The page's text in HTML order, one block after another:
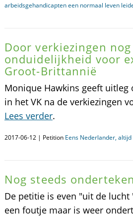
arbeidsgehandicapten een normaal leven
Door verkiezingen
onduidelijkheid voor
Groot-Brittannië
Monique Hawkins geeft uitleg
in het VK na de verkiezingen
Lees verder.
2017-06-12 | Petition Eens Nederlander,
Nog steeds
De petitie is even "uit de lucht
een foutje maar is weer